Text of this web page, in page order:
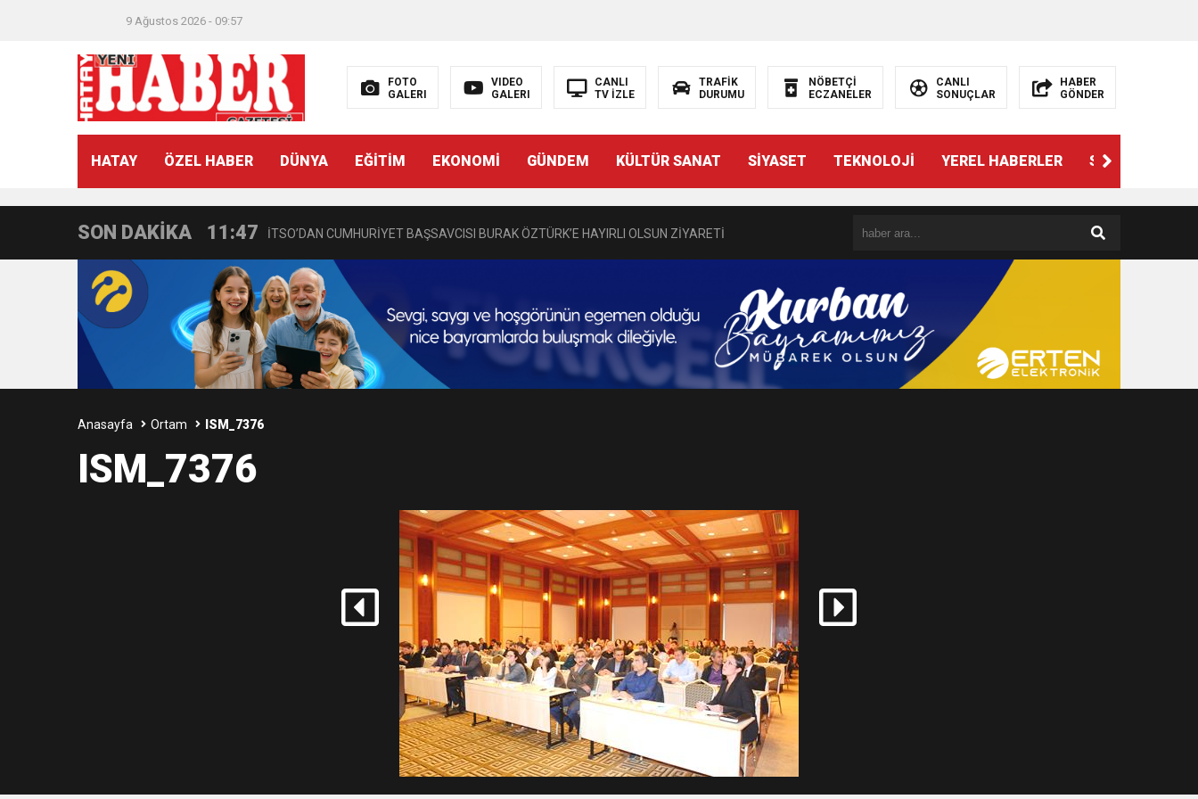
9 Ağustos 2026 - 09:57
FOTO
GALERI
VIDEO
GALERI
CANLI
TV İZLE
TRAFİK
DURUMU
NÖBETÇİ
ECZANELER
CANLI
SONUÇLAR
HABER
GÖNDER
HATAY ÖZEL HABER DÜNYA EĞİTİM EKONOMİ GÜNDEM KÜLTÜR SANAT SİYASET TEKNOLOJİ YEREL HABERLER SPOR
SON DAKİKA
21:40
11:47 İTSO’DAN CUMHURİYET BAŞSAVCISI BURAK ÖZTÜRK’E HAYIRLI OLSUN ZİYARETİ
18:55 İNCE’NİN CHP’DE KALMASININ PERDE ARKASI: GÖRÜNENDEN DAHA FAZLASI MI VAR?
11:57 IŞIL Eczanesi Görkemli Bir Törenle Hizmete Açıldı
21:40
KURUMLAR VERGİSİ ERTELENDİ
İTSO İŞ-KUR SGK TOPLANTI DUYURUSU
CEYLANDERE’DE BAŞKAN EMRAH KARAÇAY’A SEVGİ SELİ
BAŞKAN SAMİ ÜSTÜN’DEN GÖNÜLLERE DOKUNAN ZİYARET
Anasayfa Ortam ISM_7376
ISM_7376